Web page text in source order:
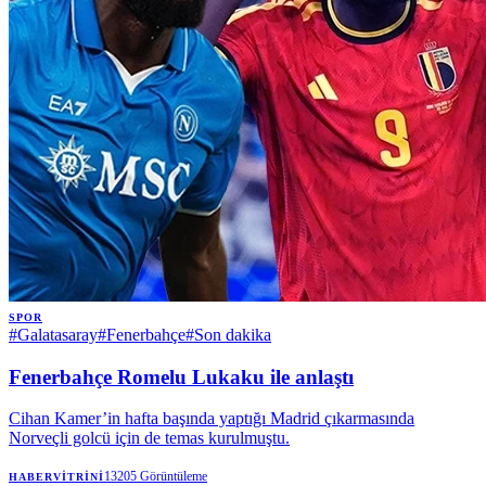
SPOR
#Galatasaray#Fenerbahçe#Son dakika
Fenerbahçe Romelu Lukaku ile anlaştı
Cihan Kamer’in hafta başında yaptığı Madrid çıkarmasında
Norveçli golcü için de temas kurulmuştu.
HABERVITRINI13205 Görüntüleme